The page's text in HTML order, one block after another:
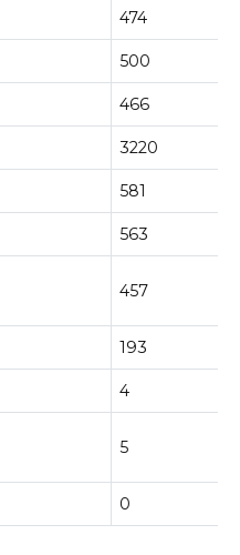
474
500
466
3220
581
563
457
193
4
5
0